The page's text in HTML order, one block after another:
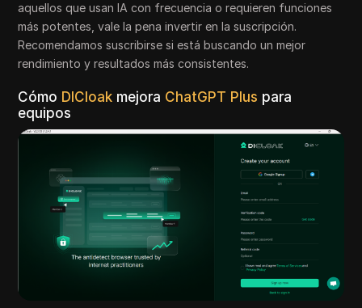
aquellos que usan IA con frecuencia o requieren funciones
más potentes, vale la pena invertir en la suscripción.
Recomendamos suscribirse si está buscando un mejor
rendimiento y resultados más consistentes.
Cómo DICloak mejora ChatGPT Plus para
equipos